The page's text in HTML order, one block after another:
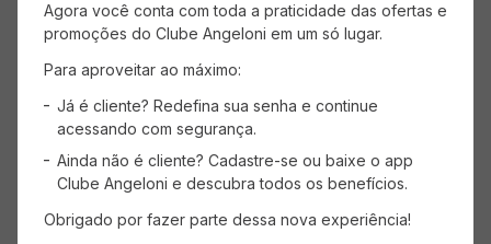
Linha
Em pó
Avaliações
Agora você conta com toda a praticidade das ofertas e
promoções do Clube Angeloni em um só lugar.
Para aproveitar ao máximo:
Já é cliente? Redefina sua senha e continue
acessando com segurança.
Ainda não é cliente? Cadastre-se ou baixe o app
Clube Angeloni e descubra todos os benefícios.
Obrigado por fazer parte dessa nova experiência!